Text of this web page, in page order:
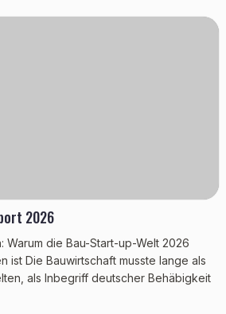
2026
Warum die Bau-Start-up-Welt 2026
ist Die Bauwirtschaft musste lange als
als Inbegriff deutscher Behäbigkeit